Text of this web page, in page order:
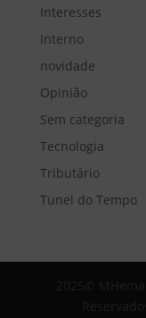
Interesses
Interno
novidade
Opinião
Sem categoria
Tecnologia
Tributário
Tunel do Tempo